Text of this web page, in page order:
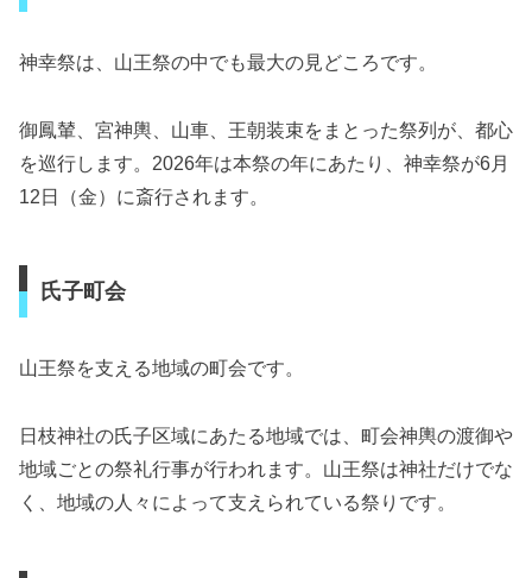
神幸祭は、山王祭の中でも最大の見どころです。
御鳳輦、宮神輿、山車、王朝装束をまとった祭列が、都心
を巡行します。2026年は本祭の年にあたり、神幸祭が6月
12日（金）に斎行されます。
氏子町会
山王祭を支える地域の町会です。
日枝神社の氏子区域にあたる地域では、町会神輿の渡御や
地域ごとの祭礼行事が行われます。山王祭は神社だけでな
く、地域の人々によって支えられている祭りです。